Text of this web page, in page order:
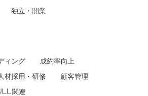
独立・開業
ィング
成約率向上
材採用・研修
顧客管理
関連